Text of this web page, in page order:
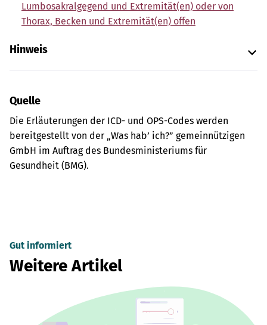
Lumbosakralgegend und Extremität(en) oder von
Thorax, Becken und Extremität(en) offen
Hinweis
Quelle
Die Erläuterungen der ICD- und OPS-Codes werden
bereitgestellt von der „Was hab’ ich?” gemeinnützigen
GmbH im Auftrag des Bundesministeriums für
Gesundheit (BMG).
Gut informiert
Weitere Artikel